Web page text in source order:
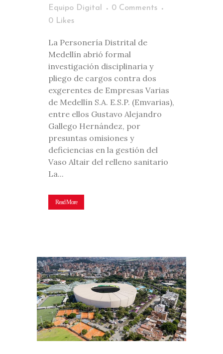
Equipo Digital
0 Comments
0 Likes
La Personería Distrital de
Medellín abrió formal
investigación disciplinaria y
pliego de cargos contra dos
exgerentes de Empresas Varias
de Medellín S.A. E.S.P. (Emvarias),
entre ellos Gustavo Alejandro
Gallego Hernández, por
presuntas omisiones y
deficiencias en la gestión del
Vaso Altair del relleno sanitario
La...
Read More